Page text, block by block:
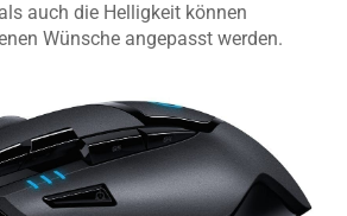
auch die Helligkeit können
Wünsche angepasst werden.